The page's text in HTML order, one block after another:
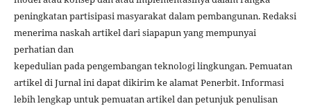
peningkatan partisipasi masyarakat dalam pembangunan. Redaksi
menerima naskah artikel dari siapapun yang mempunyai
perhatian dan
kepedulian pada pengembangan teknologi lingkungan. Pemuatan
artikel di Jurnal ini dapat dikirim ke alamat Penerbit. Informasi
lebih lengkap untuk pemuatan artikel dan petunjuk penulisan